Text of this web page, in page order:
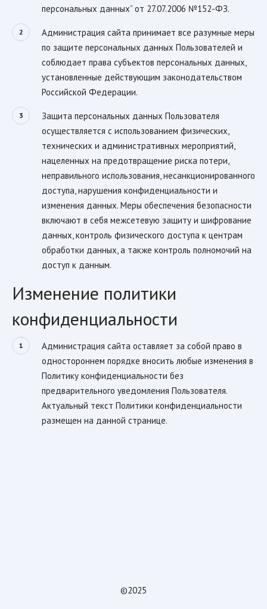
персональных данных” от 27.07.2006 №152-ФЗ.
Администрация сайта принимает все разумные меры
по защите персональных данных Пользователей и
соблюдает права субъектов персональных данных,
установленные действующим законодательством
Российской Федерации.
Защита персональных данных Пользователя
осуществляется с использованием физических,
технических и административных мероприятий,
нацеленных на предотвращение риска потери,
неправильного использования, несанкционированного
доступа, нарушения конфиденциальности и
изменения данных. Меры обеспечения безопасности
включают в себя межсетевую защиту и шифрование
данных, контроль физического доступа к центрам
обработки данных, а также контроль полномочий на
доступ к данным.
Изменение политики
конфиденциальности
Администрация сайта оставляет за собой право в
одностороннем порядке вносить любые изменения в
Политику конфиденциальности без
предварительного уведомления Пользователя.
Актуальный текст Политики конфиденциальности
размещен на данной странице.
©2025